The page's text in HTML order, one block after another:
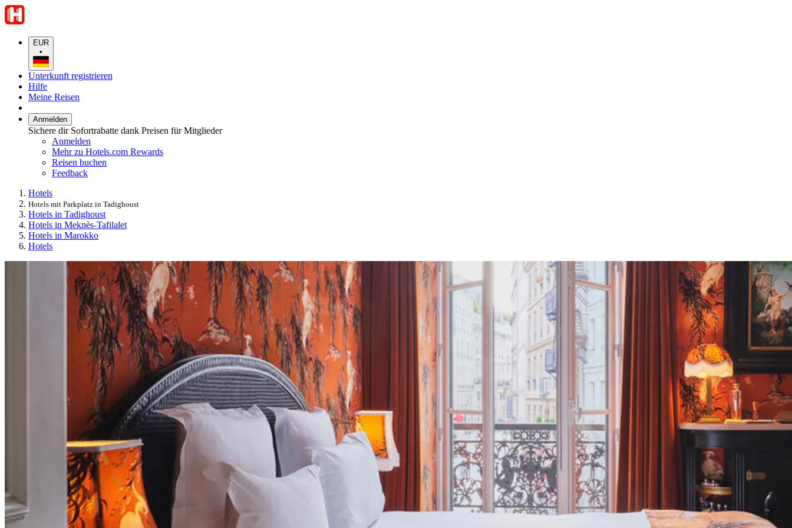
EUR
•
Unterkunft registrieren
Hilfe
Meine Reisen
Anmelden
Sichere dir Sofortrabatte dank Preisen für Mitglieder
Anmelden
Mehr zu Hotels.com Rewards
Reisen buchen
Feedback
Hotels
Hotels mit Parkplatz in Tadighoust
Hotels in Tadighoust
Hotels in Meknès-Tafilalet
Hotels in Marokko
Hotels